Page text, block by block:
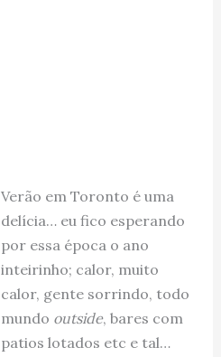
Verão em Toronto é uma
delícia… eu fico esperando
por essa época o ano
inteirinho; calor, muito
calor, gente sorrindo, todo
mundo outside, bares com
patios lotados etc e tal…